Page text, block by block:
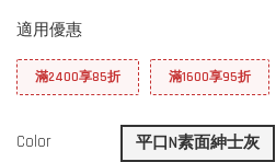
適用優惠
滿2400享85折 滿1600享95折
Color 平口N素面紳士灰